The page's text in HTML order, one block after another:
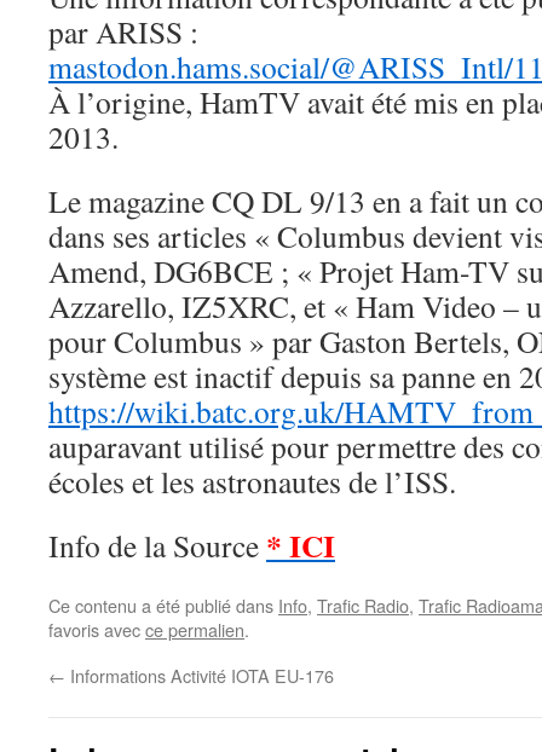
par ARISS :
mastodon.hams.social/@ARISS_Intl/
À l’origine, HamTV avait été mis en
2013.
Le magazine CQ DL 9/13 en a fait un
dans ses articles « Columbus devient
Amend, DG6BCE ; « Projet Ham-TV
Azzarello, IZ5XRC, et « Ham Video –
pour Columbus » par Gaston Bertels,
système est inactif depuis sa panne en
https://wiki.batc.org.uk/
auparavant utilisé pour permettre des
écoles et les astronautes de l’ISS.
Info de la Source * ICI
Ce contenu a été publié dans Info, Trafic Radio, Trafic
favoris avecce permalien.
← Informations Activité IOTA EU-176